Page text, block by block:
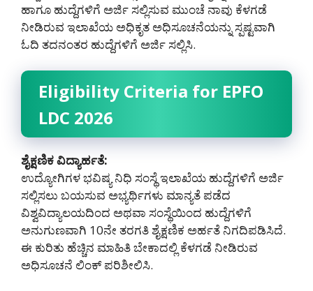
ಹಾಗೂ ಹುದ್ದೆಗಳಿಗೆ ಅರ್ಜಿ ಸಲ್ಲಿಸುವ ಮುಂಚೆ ನಾವು ಕೆಳಗಡೆ
ನೀಡಿರುವ ಇಲಾಖೆಯ ಅಧಿಕೃತ ಅಧಿಸೂಚನೆಯನ್ನು ಸ್ಪಷ್ಟವಾಗಿ
ಓದಿ ತದನಂತರ ಹುದ್ದೆಗಳಿಗೆ ಅರ್ಜಿ ಸಲ್ಲಿಸಿ.
Eligibility Criteria for EPFO
LDC 2026
ಶೈಕ್ಷಣಿಕ ವಿದ್ಯಾರ್ಹತೆ:
ಉದ್ಯೋಗಿಗಳ ಭವಿಷ್ಯ ನಿಧಿ ಸಂಸ್ಥೆ ಇಲಾಖೆಯ ಹುದ್ದೆಗಳಿಗೆ ಅರ್ಜಿ
ಸಲ್ಲಿಸಲು ಬಯಸುವ ಅಭ್ಯರ್ಥಿಗಳು ಮಾನ್ಯತೆ ಪಡೆದ
ವಿಶ್ವವಿದ್ಯಾಲಯದಿಂದ ಅಥವಾ ಸಂಸ್ಥೆಯಿಂದ ಹುದ್ದೆಗಳಿಗೆ
ಅನುಗುಣವಾಗಿ 10ನೇ ತರಗತಿ ಶೈಕ್ಷಣಿಕ ಅರ್ಹತೆ ನಿಗದಿಪಡಿಸಿದೆ.
ಈ ಕುರಿತು ಹೆಚ್ಚಿನ ಮಾಹಿತಿ ಬೇಕಾದಲ್ಲಿ ಕೆಳಗಡೆ ನೀಡಿರುವ
ಅಧಿಸೂಚನೆ ಲಿಂಕ್ ಪರಿಶೀಲಿಸಿ.